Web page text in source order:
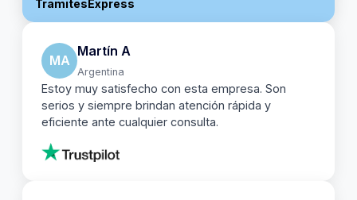
TramitesExpress
MA
Martín A
Argentina
Estoy muy satisfecho con esta empresa. Son
serios y siempre brindan atención rápida y
eficiente ante cualquier consulta.